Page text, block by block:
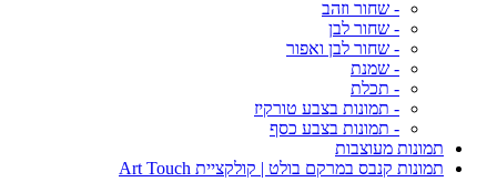
- שחור וזהב
- שחור לבן
- שחור לבן ואפור
- שמנת
- תכלת
- תמונות בצבע טורקיז
- תמונות בצבע כסף
תמונות מעוצבות
תמונות קנבס במרקם בולט | קולקציית Art Touch